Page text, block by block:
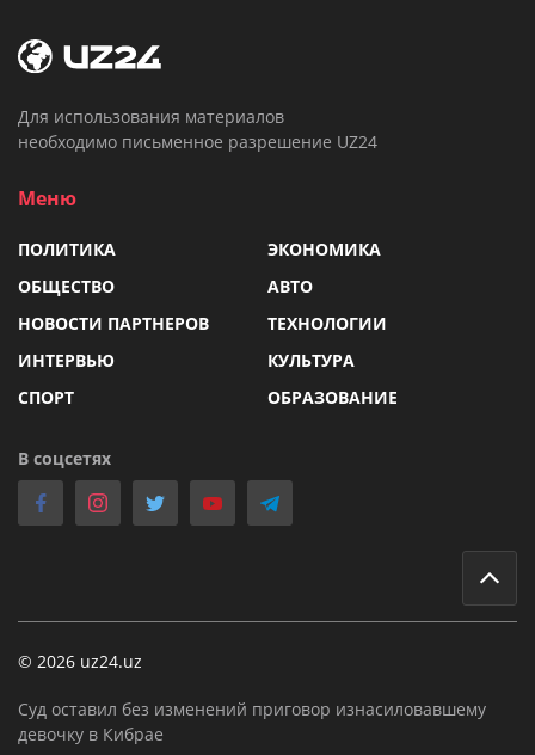
Для использования материалов
необходимо письменное разрешение UZ24
Меню
ПОЛИТИКА
ЭКОНОМИКА
ОБЩЕСТВО
АВТО
НОВОСТИ ПАРТНЕРОВ
ТЕХНОЛОГИИ
ИНТЕРВЬЮ
КУЛЬТУРА
СПОРТ
ОБРАЗОВАНИЕ
В соцсетях
© 2026 uz24.uz
Суд оставил без изменений приговор изнасиловавшему
девочку в Кибрае